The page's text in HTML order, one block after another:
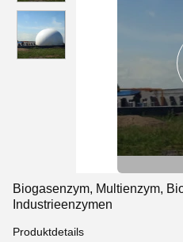
Biogasenzym, Multienzym,
Industrieenzymen
Produktdetails